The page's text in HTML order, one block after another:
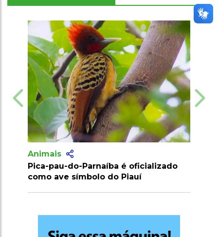
Animais
Pica-pau-do-Parnaíba é oficializado
como ave símbolo do Piauí